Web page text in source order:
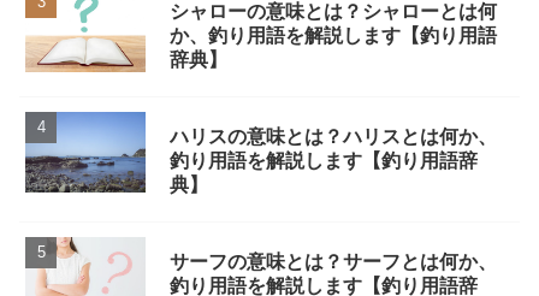
シャローの意味とは？シャローとは何
か、釣り用語を解説します【釣り用語
辞典】
ハリスの意味とは？ハリスとは何か、
釣り用語を解説します【釣り用語辞
典】
サーフの意味とは？サーフとは何か、
釣り用語を解説します【釣り用語辞